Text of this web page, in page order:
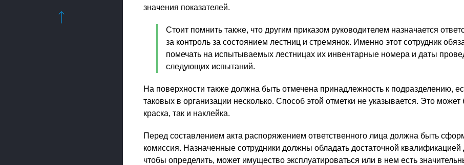
значения показателей.
Стоит помнить также, что другим приказом руководителем назначается
за контроль за состоянием лестниц и стремянок. Именно этот сотрудник
помечать на испытываемых лестницах их инвентарные номера и даты
следующих испытаний.
На поверхности также должна быть отмечена принадлежность к подразделению,
таковых в организации несколько. Способ этой отметки не указывается. Это может
краска, так и наклейка.
Перед составлением акта распоряжением ответственного лица должна быть
комиссия. Назначенные сотрудники должны обладать достаточной квалификацией
чтобы определить, может имущество эксплуатироваться или в нем есть